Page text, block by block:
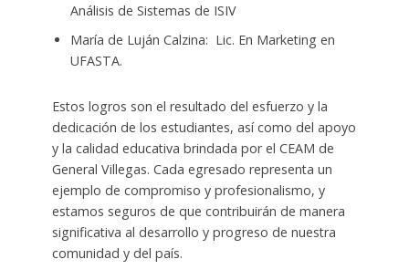
Análisis de Sistemas de ISIV
María de Luján Calzina: Lic. En Marketing en
UFASTA.
Estos logros son el resultado del esfuerzo y la
dedicación de los estudiantes, así como del apoyo
y la calidad educativa brindada por el CEAM de
General Villegas. Cada egresado representa un
ejemplo de compromiso y profesionalismo, y
estamos seguros de que contribuirán de manera
significativa al desarrollo y progreso de nuestra
comunidad y del país.